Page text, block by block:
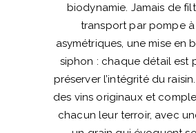
biodynamie. Jamais de
transport par pompe
asymétriques, une mise en
siphon : chaque détail est
préserver l’intégrité du
des vins originaux et
chacun leur terroir, avec